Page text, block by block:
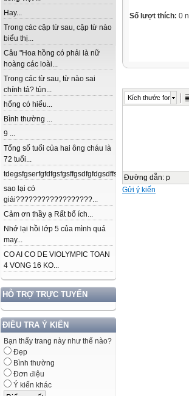
Hay...
Trong các cặp từ sau, cặp từ nào
biểu thị...
Câu "Hoa hồng có phải là nữ
hoàng các loài...
Trong các từ sau, từ nào sai
chính tả? tủn...
hổng có hiểu...
Bình thường ...
9 ...
Tổng số tuổi của hai ông cháu là
72 tuổi...
sao lại có
giải??????????????????...
Cảm ơn thầy ạ Rất bổ ích...
Nhớ lại hồi lớp 5 của mình quá
may...
CO AI CO DE VIOLYMPIC TOAN
4 VONG 16 KO...
HỖ TRỢ TRỰC TUYẾN
ĐIỀU TRA Ý KIẾN
Bạn thấy trang này như thế nào?
Đẹp
Bình thường
Đơn điệu
Ý kiến khác
Số lượt thích: 0
Kích thước font
Đường dẫn: p
Gửi ý kiến